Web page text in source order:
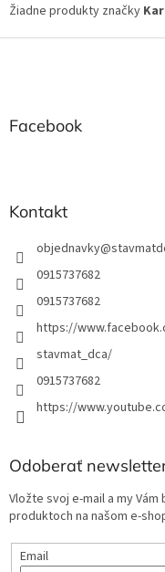
Žiadne produkty značky
Z
Facebook
Kontakt
objednavky@
0915737682
0915737682
https://
stavmat_dca/
0915737682
https://
Odoberať
Vložte svoj e-mail a my
produktoch na našom e-
Email